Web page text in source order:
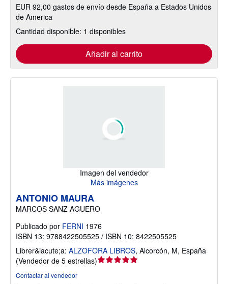
EUR 92,00 gastos de envío desde España a Estados Unidos
de America
Cantidad disponible: 1 disponibles
Añadir al carrito
Imagen del vendedor
Más imágenes
ANTONIO MAURA
MARCOS SANZ AGUERO
Publicado por FERNI 1976
ISBN 13: 9788422505525 / ISBN 10: 8422505525
Librer&iacute;a: ALZOFORA LIBROS, Alcorcón, M, España
(Vendedor de 5 estrellas)Calificación
Contactar al vendedor